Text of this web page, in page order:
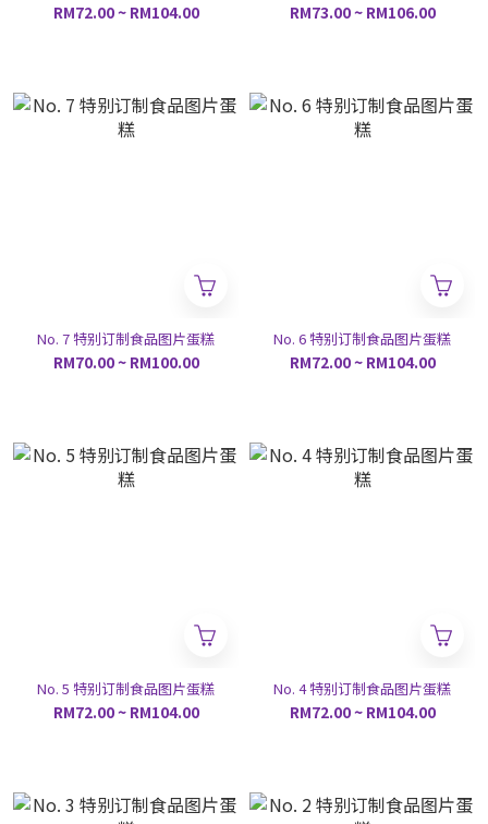
RM72.00 ~ RM104.00 RM73.00 ~ RM106.00
No. 7 特别订制食品图片蛋糕
RM70.00 ~ RM100.00
No. 6 特别订制食品图片蛋糕
RM72.00 ~ RM104.00
No. 5 特别订制食品图片蛋糕
RM72.00 ~ RM104.00
No. 4 特别订制食品图片蛋糕
RM72.00 ~ RM104.00